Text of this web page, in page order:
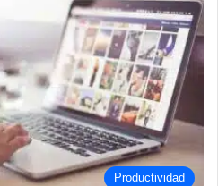
Productividad